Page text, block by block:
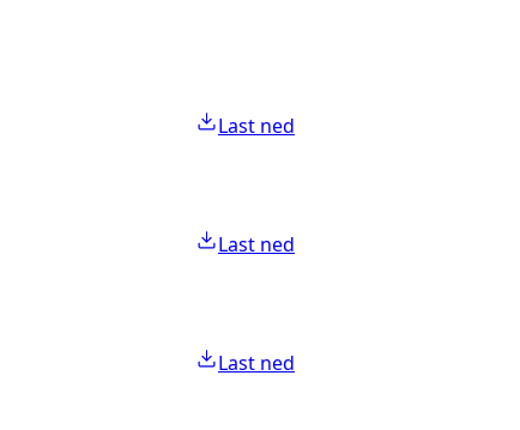
Last ned
Last ned
Last ned